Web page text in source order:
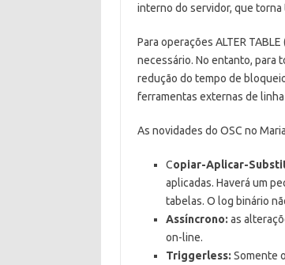
interno do servidor, que torna
Para operações ALTER
necessário. No entanto, para
redução do tempo de
ferramentas externas de
As novidades do OSC no
Copiar-Aplicar-
aplicadas. Haverá um
tabelas. O log binário
Assíncrono: as
on-line.
Triggerless: Somente